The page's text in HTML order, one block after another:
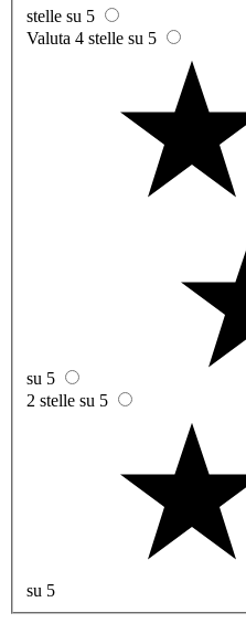
stelle su 5
Valuta 4 stelle su 5
su 5
2 stelle su 5
su 5